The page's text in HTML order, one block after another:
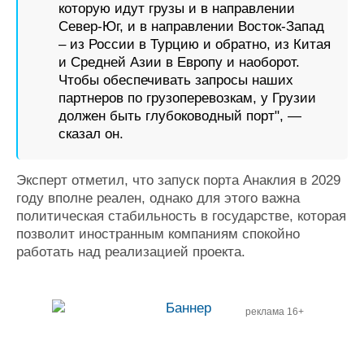
которую идут грузы и в направлении
Север-Юг, и в направлении Восток-Запад
– из России в Турцию и обратно, из Китая
и Средней Азии в Европу и наоборот.
Чтобы обеспечивать запросы наших
партнеров по грузоперевозкам, у Грузии
должен быть глубоководный порт", —
сказал он.
Эксперт отметил, что запуск порта Анаклия в 2029
году вполне реален, однако для этого важна
политическая стабильность в государстве, которая
позволит иностранным компаниям спокойно
работать над реализацией проекта.
реклама 16+